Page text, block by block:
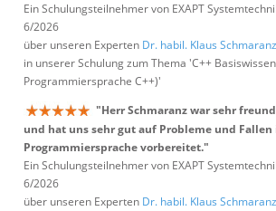
Ein Schulungsteilnehmer von EXAPT
6/2026
über unseren Experten Dr. habil. Klaus Schmaranz
in unserer Schulung zum Thema 'C++
Programmiersprache C++)'
"Herr Schmaranz war sehr
und hat uns sehr gut auf Probleme und Fallen
Programmiersprache vorbereitet."
Ein Schulungsteilnehmer von EXAPT
6/2026
über unseren Experten Dr. habil. Klaus Schmaranz